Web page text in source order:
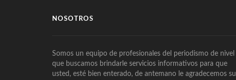
NOSOTROS
Somos un equipo de profesionales del periodismo de nivel
que buscamos brindarle servicios informativos para que
usted, esté bien enterado, de antemano le agradecemos su